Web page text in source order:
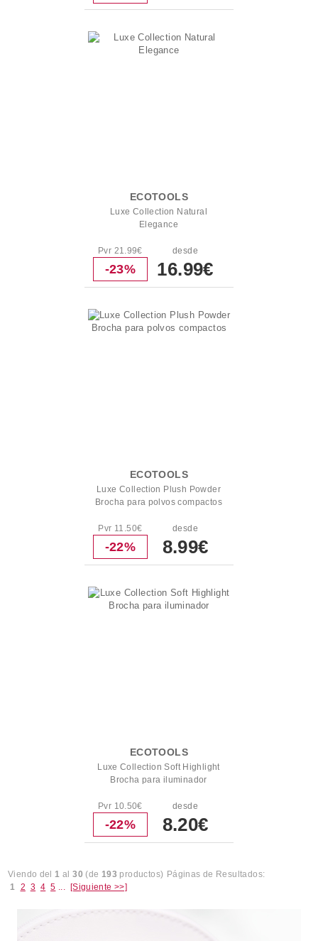
ECOTOOLS
Luxe Collection Natural
Elegance
Pvr 21.99€
-23%
desde
16.99€
ECOTOOLS
Luxe Collection Plush Powder
Brocha para polvos compactos
Pvr 11.50€
-22%
desde
8.99€
ECOTOOLS
Luxe Collection Soft Highlight
Brocha para iluminador
Pvr 10.50€
-22%
desde
8.20€
Viendo del1 al30 (de 193 productos) Páginas de Resultados:
1 2 3 4 5 ... [Siguiente >>]